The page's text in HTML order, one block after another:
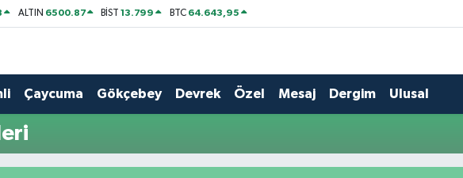
ALTIN 6500.87 BİST13.799 BTC 64.643,95
Çaycuma Gökçebey Devrek Özel Mesaj Dergim Ulusal